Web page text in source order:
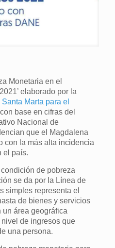
Monetaria en el
elaborado por la
Marta para el
base en cifras del
Nacional de
que el Magdalena
con la más alta incidencia
el país.
de pobreza
se da por la Línea de
simples representa el
de bienes y servicios
un área geográfica
de ingresos que
una persona.